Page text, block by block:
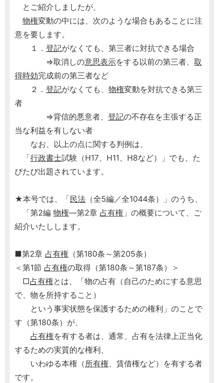
とご紹介しましたが、
物権変動の中には、次のような場合もあることに注
意を要します。
１． 登記がなくても、第三者に対抗できる場合
⇒取消しの意思表示をする以前の第三者、 取
得時効完成前の第三者など
２． 登記がなくても、 物権変動を対抗できる第三
者
⇒背信的悪意者、 登記の不存在を主張する正
当な利益を有しない者
なお、以上の点に関する判例は、
「行政書士試験（H17、H11、H8など）」でも、た
びたび出題されています。
★本号では、「民法 （全5編／全1044条）」のうち、
「第2編 物権―第2章 占有権 」の概要について、ご
紹介いたしします。
■第2章 占有権 （第180条～第205条）
＜第1節 占有権の取得（第180条～第187条）＞
□占有権とは、「物の占有（自己のためにする意思
で、物を所持すること）
という事実状態を保護するための権利」のことで
す（第180条）が、
占有権を有する者は、通常、占有を法律上正当化
するための実質的な権利、
いわゆる本権（所有権、賃借権など）を有する者
です。